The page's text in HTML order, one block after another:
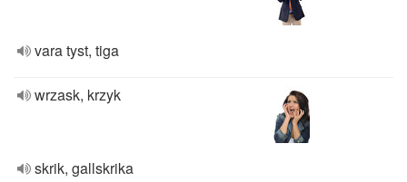
vara tyst, tiga
wrzask, krzyk
skrik, gallskrika